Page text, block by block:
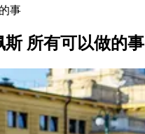
事
斯 所有可以做的事